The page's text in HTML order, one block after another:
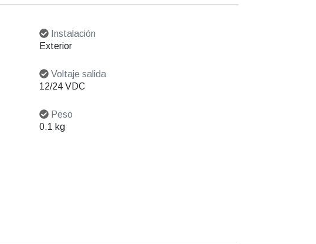
Instalación
Exterior
Voltaje salida
12/24 VDC
Peso
0.1 kg